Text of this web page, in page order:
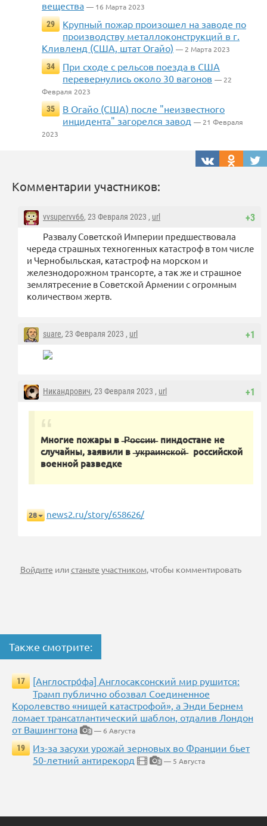
вещества — 16 Марта 2023
29
Крупный пожар произошел на заводе по
производству металлоконструкций в г.
Кливленд (США, штат Огайо) — 2 Марта 2023
34
При сходе с рельсов поезда в США
перевернулись около 30 вагонов — 22
Февраля 2023
35
В Огайо (США) после "неизвестного
инцидента" загорелся завод — 21 Февраля
2023
Комментарии участников:
+3
vvsupervv66, 23 Февраля 2023 , url
Развалу Советской Империи предшествовала
череда страшных техногенных катастроф в том числе
и Чернобыльская, катастроф на морском и
железнодорожном трансорте, а так же и страшное
землятресение в Советской Армении с огромным
количеством жертв.
+1
suare, 23 Февраля 2023 , url
+1
Никандрович, 23 Февраля 2023 , url
Многие пожары в ̶Р̶о̶с̶с̶и̶и̶ пиндостане не
случайны, заявили в ̶у̶к̶р̶а̶и̶н̶с̶к̶о̶й̶ российской
военной разведке
28 news2.ru/story/658626/
Войдите илистаньте участником, чтобы комментировать
Также смотрите:
17
[Англостро́фа] Англосаксонский мир рушится:
Трамп публично обозвал Соединенное
Королевство «нищей катастрофой», а Энди Бернем
ломает трансатлантический шаблон, отдалив Лондон
от Вашингтона
3 — 6 Августа
19
Из-за засухи урожай зерновых во Франции бьет
50-летний антирекорд
3 — 5 Августа